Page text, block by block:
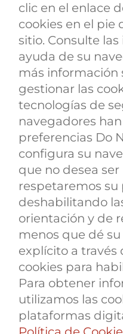
clic en el enlace
cookies en el pie
sitio. Consulte
ayuda de su
más información
gestionar las
tecnologías de
navegadores
preferencias Do
configura su
que no desea
respetaremos su
deshabilitando
orientación y de
menos que dé
explícito a través
cookies para
Para obtener
utilizamos las
plataformas